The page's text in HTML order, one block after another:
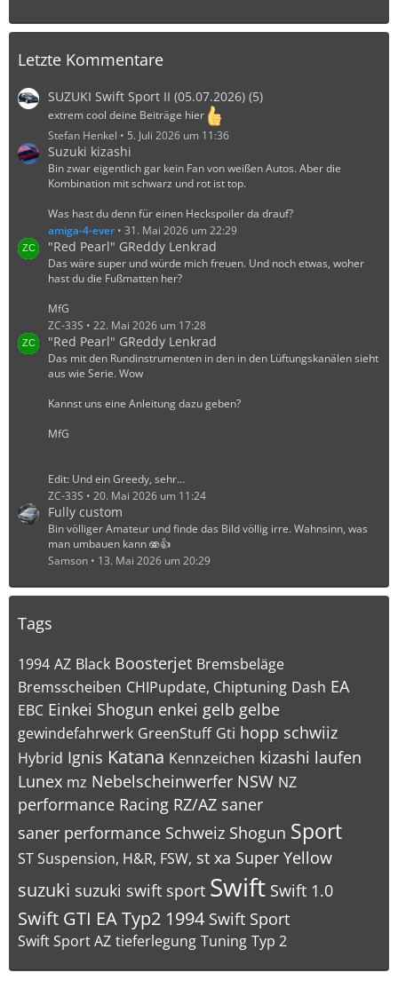
Letzte Kommentare
SUZUKI Swift Sport II (05.07.2026) (5)
extrem cool deine Beiträge hier
Stefan Henkel
5. Juli 2026 um 11:36
Suzuki kizashi
Bin zwar eigentlich gar kein Fan von weißen Autos. Aber die
Kombination mit schwarz und rot ist top.
Was hast du denn für einen Heckspoiler da drauf?
amiga-4-ever
31. Mai 2026 um 22:29
"Red Pearl" GReddy Lenkrad
Das wäre super und würde mich freuen. Und noch etwas, woher
hast du die Fußmatten her?
MfG
ZC-33S
22. Mai 2026 um 17:28
"Red Pearl" GReddy Lenkrad
Das mit den Rundinstrumenten in den in den Lüftungskanälen sieht
aus wie Serie. Wow
Kannst uns eine Anleitung dazu geben?
MfG
Edit: Und ein Greedy, sehr…
ZC-33S
20. Mai 2026 um 11:24
Fully custom
Bin völliger Amateur und finde das Bild völlig irre. Wahnsinn, was
man umbauen kann 🫨👍️
Samson
13. Mai 2026 um 20:29
Tags
1994 AZ Black Boosterjet Bremsbeläge
Bremsscheiben CHIPupdate, Chiptuning Dash EA
EBC Einkei Shogun enkei gelb gelbe
gewindefahrwerk GreenStuff Gti hopp schwiiz
Hybrid Ignis Katana Kennzeichen kizashi laufen
Lunex mz Nebelscheinwerfer NSW NZ
performance Racing RZ/AZ saner
saner performance Schweiz Shogun Sport
ST Suspension, H&R, FSW, st xa Super Yellow
suzuki suzuki swift sport Swift Swift 1.0
Swift GTI EA Typ2 1994 Swift Sport
Swift Sport AZ tieferlegung Tuning Typ 2